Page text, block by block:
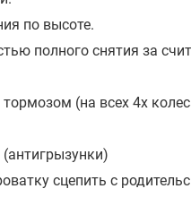
по высоте.
полного снятия за
(на всех 4х
сцепить с